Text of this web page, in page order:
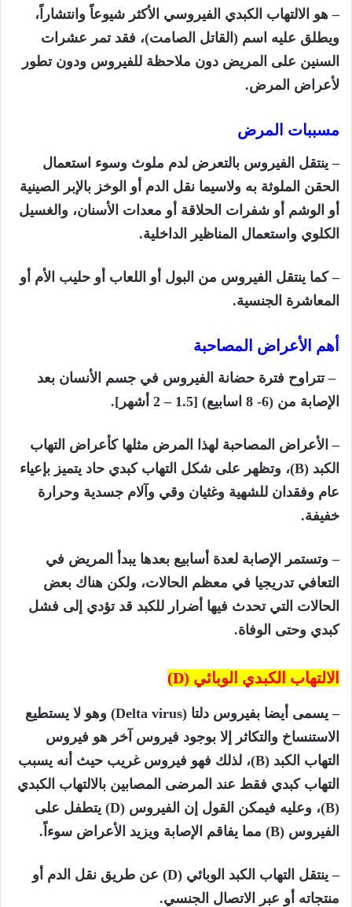
– هو الالتهاب الكبدي الفيروسي الأكثر شيوعاً وانتشاراً،
ويطلق عليه اسم (القاتل الصامت)، فقد تمر عشرات
السنين على المريض دون ملاحظة للفيروس ودون تطور
لأعراض المرض.
مسببات المرض
– ينتقل الفيروس بالتعرض لدم ملوث وسوء استعمال
الحقن الملوثة به ولاسيما نقل الدم أو الوخز بالإبر الصينية
أو الوشم أو شفرات الحلاقة أو معدات الأسنان، والغسيل
الكلوي واستعمال المناظير الداخلية.
– كما ينتقل الفيروس من البول أو اللعاب أو حليب الأم أو
المعاشرة الجنسية.
أهم الأعراض المصاحبة
– تتراوح فترة حضانة الفيروس في جسم الأنسان بعد
الإصابة من (6- 8 اسابيع) [1.5 – 2 أشهر]
.
– الأعراض المصاحبة لهذا المرض مثلها كأعراض التهاب
الكبد (B) ، وتظهر على شكل التهاب كبدي حاد يتميز بإعياء
عام وفقدان للشهية وغثيان وقي وآلام جسدية وحرارة
خفيفة.
– وتستمر الإصابة لعدة أسابيع بعدها يبدأ المريض في
التعافي تدريجيا في معظم الحالات، ولكن هناك بعض
الحالات التي تحدث فيها أضرار للكبد قد تؤدي إلى فشل
كبدي وحتى الوفاة.
الالتهاب الكبدي الوبائي (D)
– يسمى أيضا بفيروس دلتا (Delta virus) وهو لا يستطيع
الاستنساخ والتكاثر إلا بوجود فيروس آخر هو فيروس
التهاب الكبد (B) ، لذلك فهو فيروس غريب حيث أنه يسبب
التهاب كبدي فقط عند المرضى المصابين بالالتهاب الكبدي
(
B) ، وعليه فيمكن القول إن الفيروس (D) يتطفل على
الفيروس (B) مما يفاقم الإصابة ويزيد الأعراض سوءاً.
– ينتقل التهاب الكبد الوبائي (D) عن طريق نقل الدم أو
منتجاته أو عبر الاتصال الجنسي.